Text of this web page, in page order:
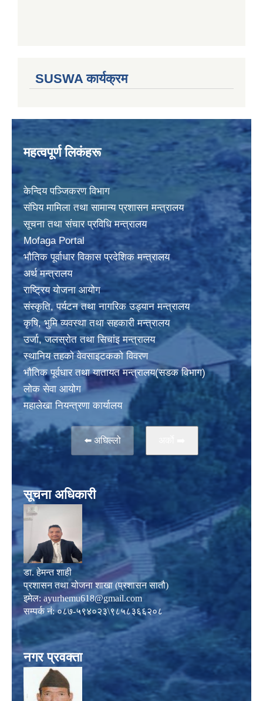
SUSWA कार्यक्रम
महत्वपूर्ण लिकंहरू
केन्दिय पञ्जिकरण विभाग
संघिय मामिला तथा सामान्य प्रशासन मन्त्रालय
सूचना तथा संचार प्रविधि मन्त्रालय
Mofaga Portal
भाैतिक पूर्वाधार विकास प्रदेशिक मन्त्रालय
अर्थ मन्त्रालय
राष्ट्रिय योजना आयोग
संस्कृति, पर्यटन तथा नागरिक उड्यान मन्त्रालय
कृषि, भुमि व्यवस्था तथा सहकारी मन्त्रालय
उर्जा, जलस्राेत तथा सिचांइ मन्त्रालय
स्थानिय तहकाे वेवसाइटककाे विवरण
भाैतिक पूर्वधार तथा यातायत मन्त्रालय(सडक विभाग)
लाेक सेवा आयोग
महालेखा नियन्त्रणा कार्यालय
⬅️ अघिल्लो
सूचना अधिकारी
डा. हेमन्त शाही
प्रशासन तथा योजना शाखा (प्रशासन सातौ)
इमेल: ayurhemu618@gmail.com
सम्पर्क नं: ०८७-५९४०२३\९८५८३६६२०८
नगर प्रवक्ता